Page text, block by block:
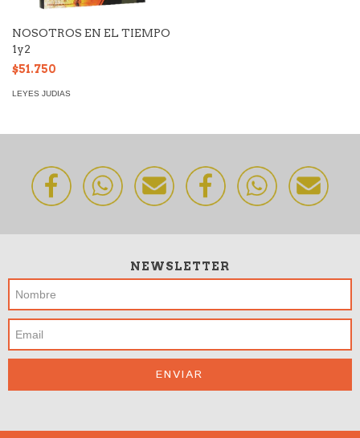
NOSOTROS EN EL TIEMPO
1y2
$51.750
LEYES JUDIAS
NEWSLETTER